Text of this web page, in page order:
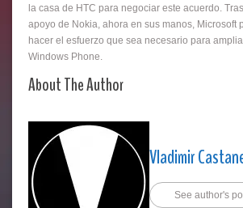
la casa de HTC para negociar este acuerdo.
apoyo de Nokia, ahora en sus manos, Microsoft
hacer el esfuerzo que sea necesario para
Windows Phone.
About The Author
Vladimir
See author's